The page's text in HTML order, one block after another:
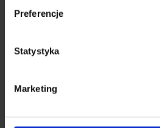
Preferencje
Statystyka
Marketing
Najczęściej
pytania